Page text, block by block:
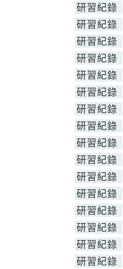
研習紀錄
研習紀錄
研習紀錄
研習紀錄
研習紀錄
研習紀錄
研習紀錄
研習紀錄
研習紀錄
研習紀錄
研習紀錄
研習紀錄
研習紀錄
研習紀錄
研習紀錄
研習紀錄